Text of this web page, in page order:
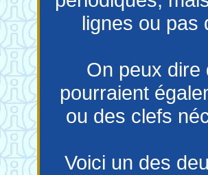
lignes ou pas
On peux dire
pourraient
ou des clefs
Voici un des